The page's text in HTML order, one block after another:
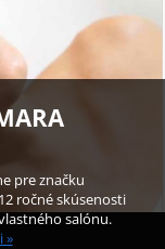
pre značku
ročné skúsenosti
salónu.
»